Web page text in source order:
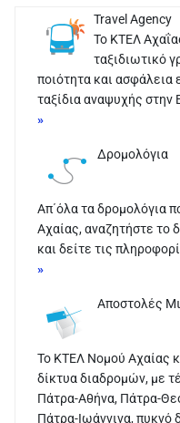
Travel Agency
Το ΚΤΕΛ
ταξιδιωτικό
ποιότητα και ασφάλεια
ταξίδια αναψυχής στην
»
Δρομολόγια
Απ΄όλα τα δρομολόγια
Αχαίας, αναζητήστε το
και δείτε τις
»
Αποστολές
Το ΚΤΕΛ Νομού Αχαίας
δίκτυα διαδρομών, με
Πάτρα-Αθήνα, Πάτρα-
Πάτρα-Ιωάννινα, πυκνό